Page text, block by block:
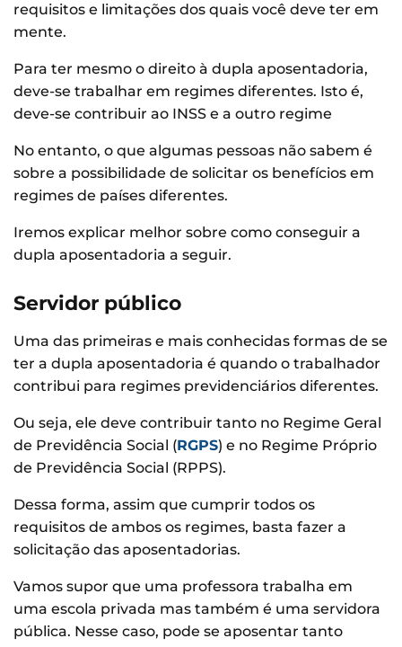
requisitos e limitações dos quais você deve ter em
mente.
Para ter mesmo o direito à dupla aposentadoria,
deve-se trabalhar em regimes diferentes. Isto é,
deve-se contribuir ao INSS e a outro regime
No entanto, o que algumas pessoas não sabem é
sobre a possibilidade de solicitar os benefícios em
regimes de países diferentes.
Iremos explicar melhor sobre como conseguir a
dupla aposentadoria a seguir.
Servidor público
Uma das primeiras e mais conhecidas formas de se
ter a dupla aposentadoria é quando o trabalhador
contribui para regimes previdenciários diferentes.
Ou seja, ele deve contribuir tanto no Regime Geral
de Previdência Social (RGPS) e no Regime Próprio
de Previdência Social (RPPS).
Dessa forma, assim que cumprir todos os
requisitos de ambos os regimes, basta fazer a
solicitação das aposentadorias.
Vamos supor que uma professora trabalha em
uma escola privada mas também é uma servidora
pública. Nesse caso, pode se aposentar tanto